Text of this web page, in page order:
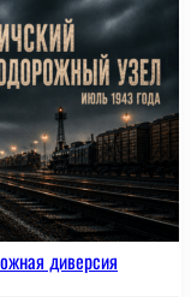
диверсия